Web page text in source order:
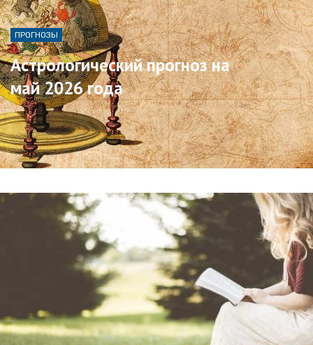
ПРОГНОЗЫ
Астрологический прогноз на
май 2026 года